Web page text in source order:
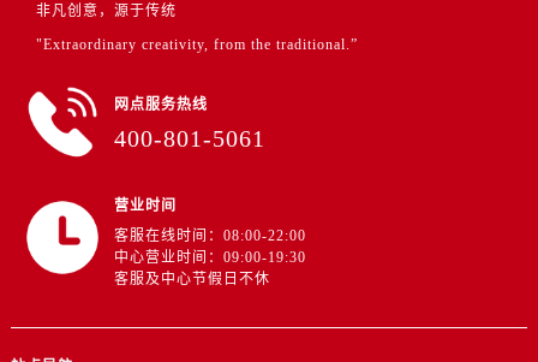
非凡创意，源于传统
"Extraordinary creativity, from the traditional.”
网点服务热线
400-801-5061
营业时间
客服在线时间：08:00-22:00
中心营业时间：09:00-19:30
客服及中心节假日不休